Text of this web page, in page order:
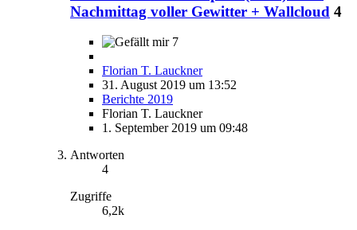
Nachmittag voller Gewitter + Wallcloud 4
7
Florian T. Lauckner
31. August 2019 um 13:52
Berichte 2019
Florian T. Lauckner
1. September 2019 um 09:48
Antworten
4
Zugriffe
6,2k